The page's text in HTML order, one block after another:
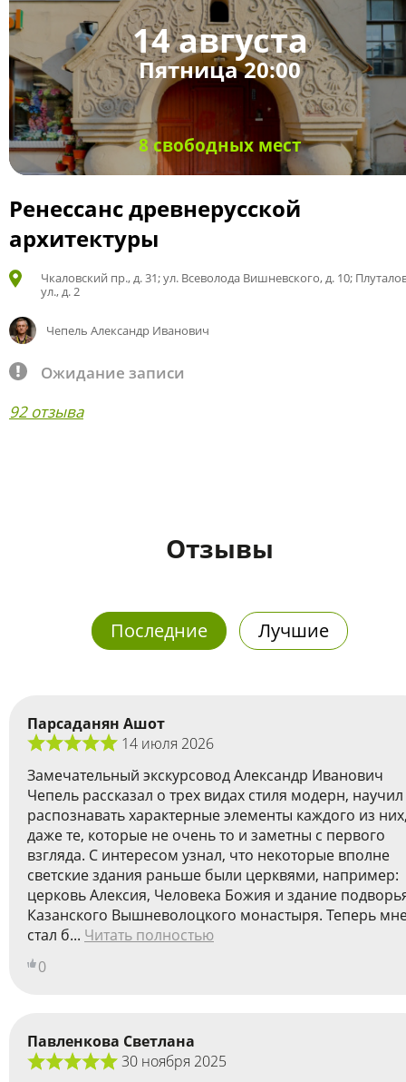
14 августа
Пятница 20:00
8 свободных мест
Ренессанс древнерусской
архитектуры
Чкаловский пр., д. 31; ул. Всеволода Вишневского, д. 10;
ул., д. 2
Чепель Александр Иванович
Ожидание записи
92 отзыва
Отзывы
Последние Лучшие
Парсаданян Ашот
14 июля 2026
Замечательный экскурсовод Александр Иванович
Чепель рассказал о трех видах стиля модерн, научил
распознавать характерные элементы каждого из
даже те, которые не очень то и заметны с первого
взгляда. С интересом узнал, что некоторые вполне
светские здания раньше были церквями, например:
церковь Алексия, Человека Божия и здание
Казанского Вышневолоцкого монастыря. Теперь
стал б... Читать полностью
0
Павленкова Светлана
30 ноября 2025